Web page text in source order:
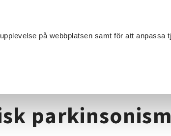
på webbplatsen samt för att anpassa